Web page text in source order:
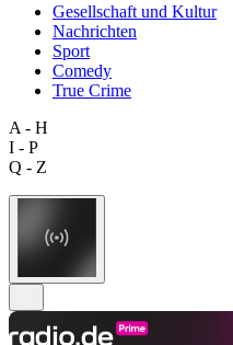
Gesellschaft und Kultur
Nachrichten
Sport
Comedy
True Crime
A - H
I - P
Q - Z